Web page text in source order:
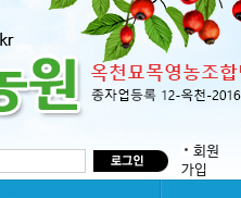
회원
가입